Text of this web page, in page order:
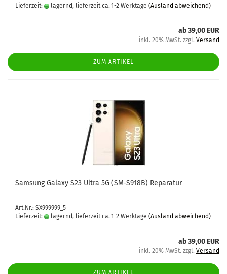
Lieferzeit:
lagernd, lieferzeit ca. 1-2 Werktage (Ausland abweichend)
ab 39,00 EUR
inkl. 20% MwSt. zzgl. Versand
ZUM ARTIKEL
Sam­sung Ga­la­xy S23 Ultra 5G (SM-​S918B) Re­pa­ra­tur
Art.Nr.: SX999999_5
Lieferzeit:
lagernd, lieferzeit ca. 1-2 Werktage (Ausland abweichend)
ab 39,00 EUR
inkl. 20% MwSt. zzgl. Versand
ZUM ARTIKEL